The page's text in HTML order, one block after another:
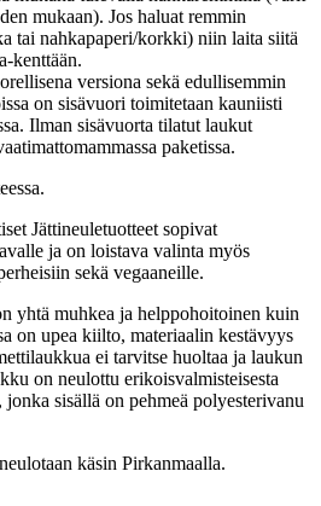
mukaan). Jos haluat remmin
tai nahkapaperi/korkki) niin laita siitä
kenttään.
versiona sekä edullisemmin
on sisävuori toimitetaan kauniisti
Ilman sisävuorta tilatut laukut
paketissa.
Jättineuletuotteet sopivat
ja on loistava valinta myös
sekä vegaaneille.
yhtä muhkea ja helppohoitoinen kuin
on upea kiilto, materiaalin kestävyys
ei tarvitse huoltaa ja laukun
on neulottu erikoisvalmisteisesta
jonka sisällä on pehmeä polyesterivanu
käsin Pirkanmaalla.